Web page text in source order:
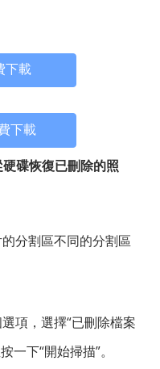
下載
下載
碟恢復已刪除的照
分割區不同的分割區
項，選擇“已刪除檔案
一下“開始掃描”。